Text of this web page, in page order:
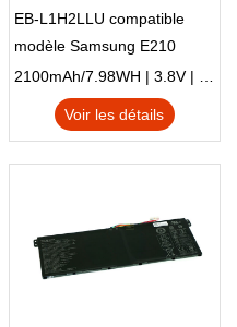
EB-L1H2LLU compatible
modèle Samsung E210
E210K i939
2100mAh/7.98WH | 3.8V | Li-ion ...
Voir les détails